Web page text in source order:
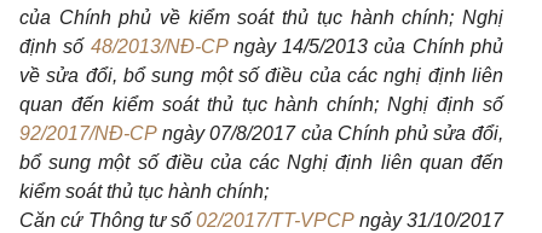
của Chính phủ về kiểm soát thủ tục hành chính; Nghị
định số 48/2013/NĐ-CPngày 14/5/2013 của Chính phủ
về sửa đổi, bổ sung một số điều của các nghị định liên
quan đến kiểm soát thủ tục hành chính; Nghị định số
92/2017/NĐ-CPngày 07/8/2017 của Chính phủ sửa đổi,
bổ sung một số điều của các Nghị định liên quan đến
kiểm soát thủ tục hành chính;
Căn cứ Thông tư số02/2017/TT-VPCPngày 31/10/2017